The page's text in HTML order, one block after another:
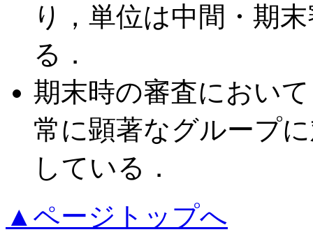
り，単位は中間・期
る．
期末時の審査におい
常に顕著なグループ
している．
▲ページトップへ